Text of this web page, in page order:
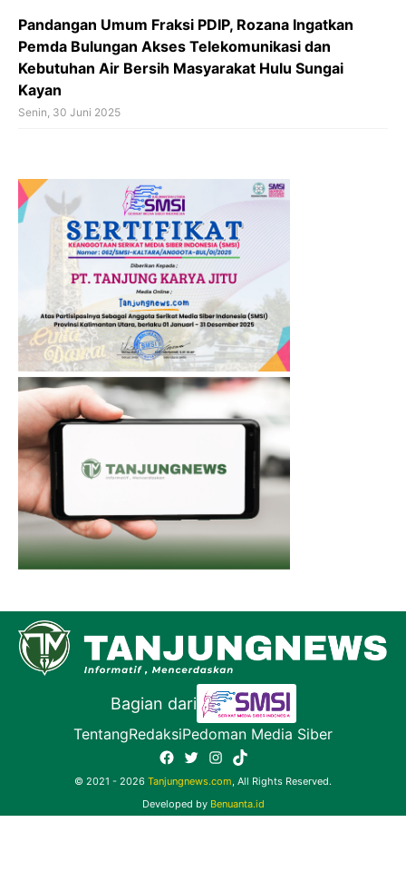
Pandangan Umum Fraksi PDIP, Rozana Ingatkan
Pemda Bulungan Akses Telekomunikasi dan
Kebutuhan Air Bersih Masyarakat Hulu Sungai
Kayan
Senin, 30 Juni 2025
Bagian dari
TentangRedaksiPedoman Media Siber
Facebook
TwitterInstagram
TikTok
© 2021 - 2026 Tanjungnews.com, All Rights Reserved.
Developed by Benuanta.id